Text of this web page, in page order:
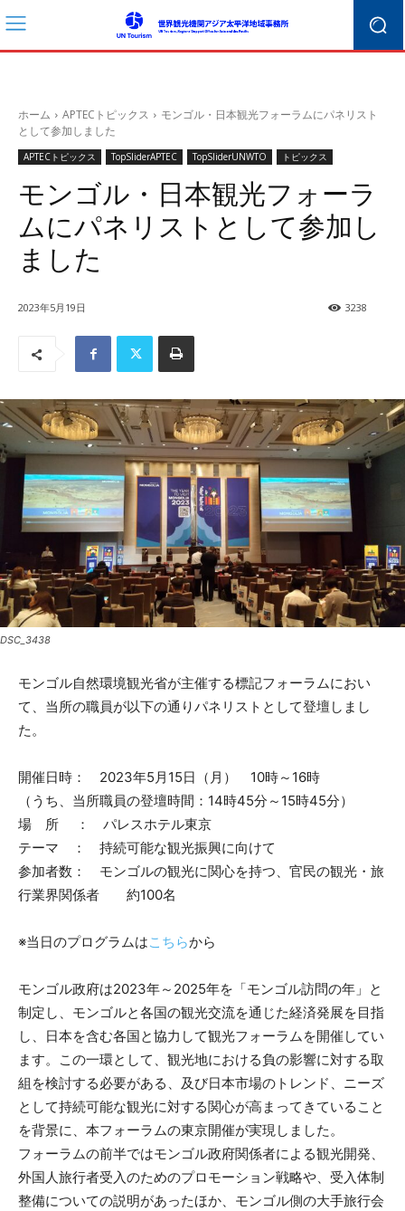
ホーム APTECトピックス
モンゴル・日本観光フォーラムにパネリスト
として参加しました
APTECトピックス TopSliderAPTEC TopSliderUNWTO トピックス
モンゴル・日本観光フォーラ
ムにパネリストとして参加し
ました
2023年5月19日 3238
DSC_3438
モンゴル自然環境観光省が主催する標記フォーラムにおい
て、当所の職員が以下の通りパネリストとして登壇しまし
た。
開催日時： 2023年5月15日（月） 10時～16時
（うち、当所職員の登壇時間：14時45分～15時45分）
場 所 ： パレスホテル東京
テーマ ： 持続可能な観光振興に向けて
参加者数： モンゴルの観光に関心を持つ、官民の観光・旅
行業界関係者 約100名
※当日のプログラムはこちらから
モンゴル政府は2023年～2025年を「モンゴル訪問の年」と
制定し、モンゴルと各国の観光交流を通じた経済発展を目指
し、日本を含む各国と協力して観光フォーラムを開催してい
ます。この一環として、観光地における負の影響に対する取
組を検討する必要がある、及び日本市場のトレンド、ニーズ
として持続可能な観光に対する関心が高まってきていること
を背景に、本フォーラムの東京開催が実現しました。
フォーラムの前半ではモンゴル政府関係者による観光開発、
外国人旅行者受入のためのプロモーション戦略や、受入体制
整備についての説明があったほか、モンゴル側の大手旅行会